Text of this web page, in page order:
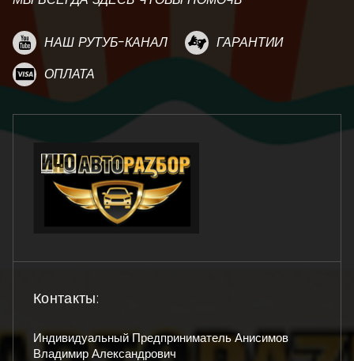
НАШ РУТУБ-КАНАЛ
ГАРАНТИИ
ОПЛАТА
Контакты:
Индивидуальный Предприниматель Анисимов
Владимир Александрович